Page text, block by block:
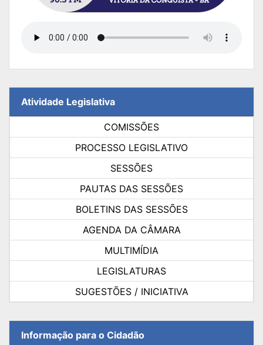
Atividade Legislativa
COMISSÕES
PROCESSO LEGISLATIVO
SESSÕES
PAUTAS DAS SESSÕES
BOLETINS DAS SESSÕES
AGENDA DA CÂMARA
MULTIMÍDIA
LEGISLATURAS
SUGESTÕES / INICIATIVA
Informação para o Cidadão